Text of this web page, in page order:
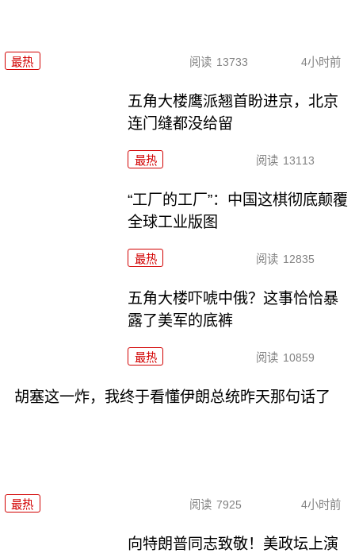
最热 阅读 13733 4小时前
五角大楼鹰派翘首盼进京，北京
连门缝都没给留
最热 阅读 13113
“工厂的工厂”：中国这棋彻底颠覆
全球工业版图
最热 阅读 12835
五角大楼吓唬中俄？这事恰恰暴
露了美军的底裤
最热 阅读 10859
胡塞这一炸，我终于看懂伊朗总统昨天那句话了
最热 阅读 7925 4小时前
向特朗普同志致敬！美政坛上演